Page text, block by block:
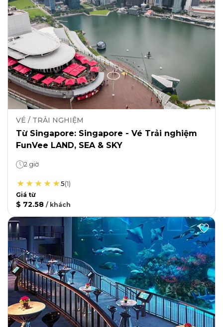
VÉ / TRẢI NGHIỆM
Từ Singapore: Singapore - Vé Trải nghiệm
FunVee LAND, SEA & SKY
2 giờ
5(1)
Giá từ
$ 72.58 / khách